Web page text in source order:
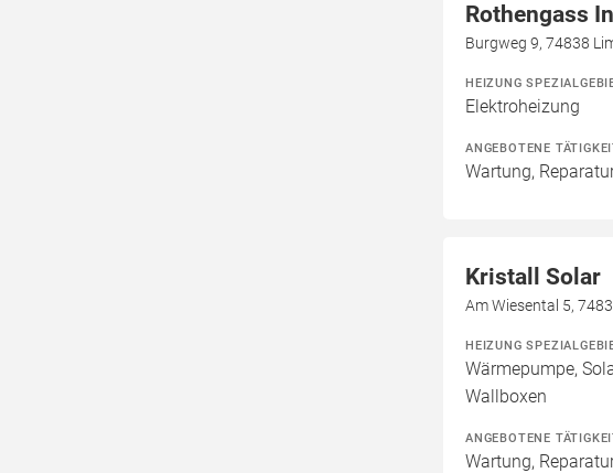
Rothengass
Burgweg 9, 74838
HEIZUNG
Elektroheizung
ANGEBOTENE
Wartung,
Kristall Solar
Am Wiesental 5,
HEIZUNG
Wärmepumpe,
Wallboxen
ANGEBOTENE
Wartung,